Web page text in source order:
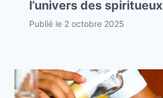
l’univers des spiritueux
Publié le 2 octobre 2025